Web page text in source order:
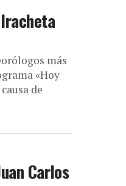
más
«Hoy
de
Carlos